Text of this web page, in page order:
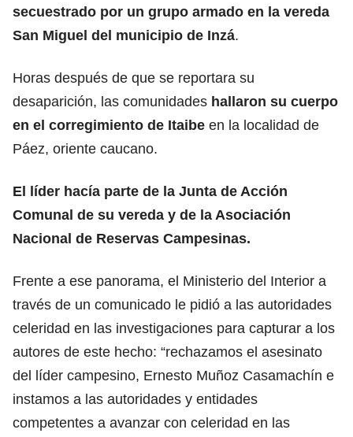
secuestrado por un grupo armado en la vereda
San Miguel del municipio de Inzá.
Horas después de que se reportara su
desaparición, las comunidades hallaron su cuerpo
en el corregimiento de Itaibe en la localidad de
Páez, oriente caucano.
El líder hacía parte de la Junta de Acción
Comunal de su vereda y de la Asociación
Nacional de Reservas Campesinas.
Frente a ese panorama, el Ministerio del Interior a
través de un comunicado le pidió a las autoridades
celeridad en las investigaciones para capturar a los
autores de este hecho: “rechazamos el asesinato
del líder campesino, Ernesto Muñoz Casamachín e
instamos a las autoridades y entidades
competentes a avanzar con celeridad en las